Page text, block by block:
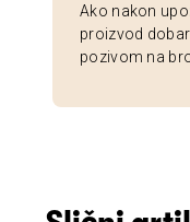
Ako nakon
proizvod
pozivom na